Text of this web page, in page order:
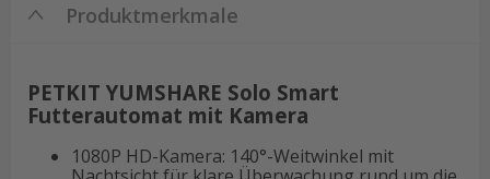
Produktmerkmale
PETKIT YUMSHARE Solo Smart
Futterautomat mit Kamera
1080P HD-Kamera: 140°-Weitwinkel mit